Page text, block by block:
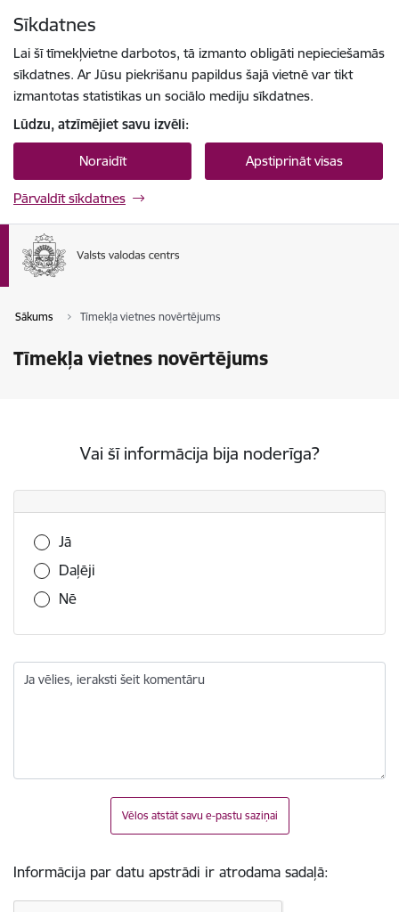
Sīkdatnes
Lai šī tīmekļvietne darbotos, tā izmanto obligāti nepieciešamās
sīkdatnes. Ar Jūsu piekrišanu papildus šajā vietnē var tikt
izmantotas statistikas un sociālo mediju sīkdatnes.
Lūdzu, atzīmējiet savu izvēli:
Noraidīt Apstiprināt visas
Pārvaldīt sīkdatnes
Sākums Tīmekļa vietnes novērtējums
Tīmekļa vietnes novērtējums
Vai šī informācija bija noderīga?
Vai šī informācija bija noderīga?
Jā
Daļēji
Nē
Ja vēlies, ieraksti šeit komentāru
Vēlos atstāt savu e-pastu saziņai
Informācija par datu apstrādi ir atrodama sadaļā: